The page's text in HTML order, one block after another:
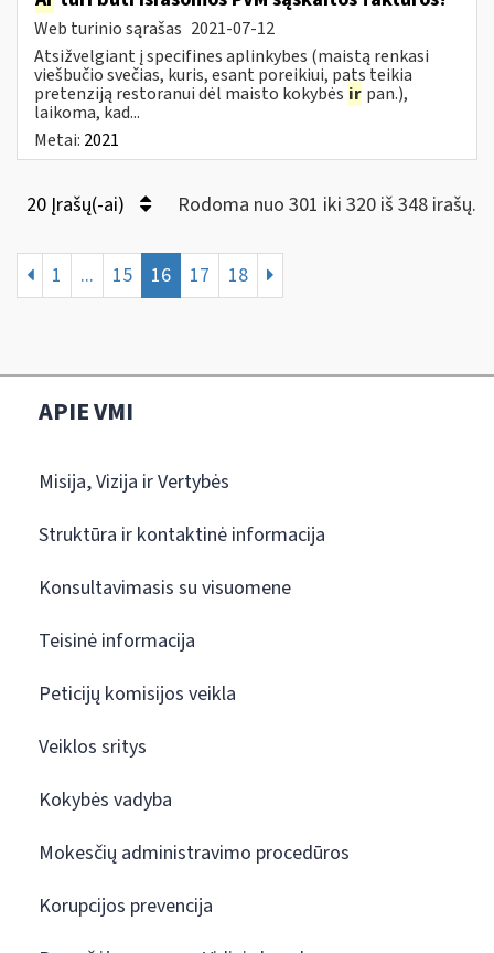
Web turinio sąrašas 2021-07-12
Atsižvelgiant į specifines aplinkybes (maistą renkasi
viešbučio svečias, kuris, esant poreikiui, pats teikia
pretenziją restoranui dėl maisto kokybės ir pan.),
laikoma, kad...
Metai: 2021
20 Įrašų(-ai) Rodoma nuo 301 iki 320 iš 348 irašų.
1 ... 15 16 17 18
APIE VMI
Misija, Vizija ir Vertybės
Struktūra ir kontaktinė informacija
Konsultavimasis su visuomene
Teisinė informacija
Peticijų komisijos veikla
Veiklos sritys
Kokybės vadyba
Mokesčių administravimo procedūros
Korupcijos prevencija